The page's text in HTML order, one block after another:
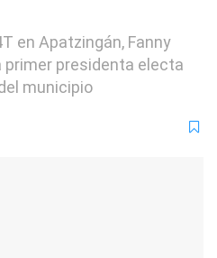
en Apatzingán, Fanny
primer presidenta electa
municipio